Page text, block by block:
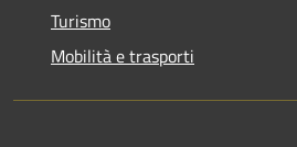
Turismo
Mobilità e trasporti